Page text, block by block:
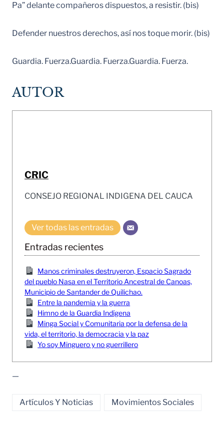
Pa” delante compañeros dispuestos, a resistir. (bis)
Defender nuestros derechos, así nos toque morir. (bis)
Guardia. Fuerza.Guardia. Fuerza.Guardia. Fuerza.
AUTOR
CRIC
CONSEJO REGIONAL INDIGENA DEL CAUCA
Ver todas las entradas
Entradas recientes
Manos criminales destruyeron, Espacio Sagrado
del pueblo Nasa en el Territorio Ancestral de Canoas,
Municipio de Santander de Quilichao.
Entre la pandemia y la guerra
Himno de la Guardia Indígena
Minga Social y Comunitaria por la defensa de la
vida, el territorio, la democracia y la paz
Yo soy Minguero y no guerrillero
—
Artículos Y Noticias Movimientos Sociales